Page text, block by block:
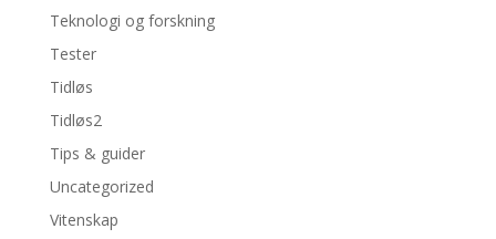
Teknologi og forskning
Tester
Tidløs
Tidløs2
Tips & guider
Uncategorized
Vitenskap